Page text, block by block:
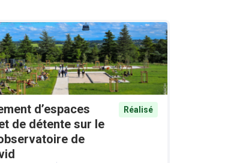
d’espaces
de détente sur le
de
Réalisé